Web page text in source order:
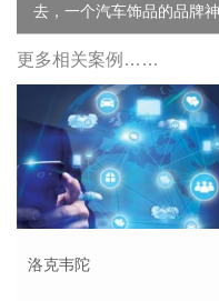
去，一个汽车饰品的品牌神
更多相关案例……
洛克韦陀